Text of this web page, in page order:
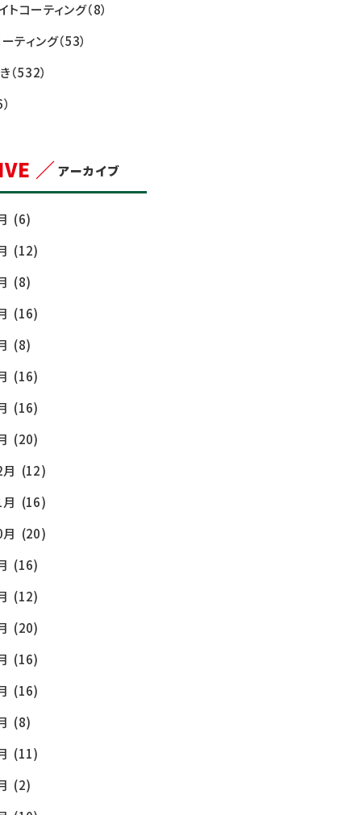
トコーティング（8）
ティング（53）
（532）
／ アーカイブ
(6)
(12)
(8)
(16)
(8)
(16)
(16)
(20)
(12)
(16)
(20)
(16)
(12)
(20)
(16)
(16)
(8)
(11)
(2)